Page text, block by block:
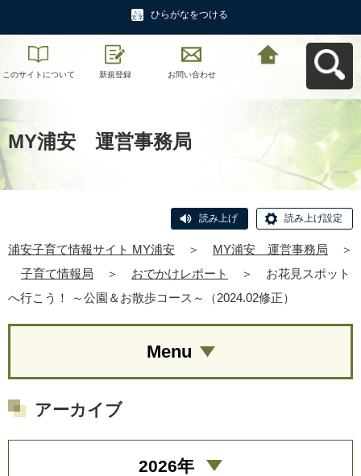
ひらがなをつける
このサイトについて 新規登録 お問い合わせ
MY浦安 運営事務局
読み上げ 読み上げ設定
浦安子育て情報サイト MY浦安 ＞ MY浦安 運営事務局
＞
子育て情報局
＞ おでかけレポート ＞
お花見スポット
へ行こう！ ～公園＆お散歩コース～（2024.02修正）
Menu
アーカイブ
2026年